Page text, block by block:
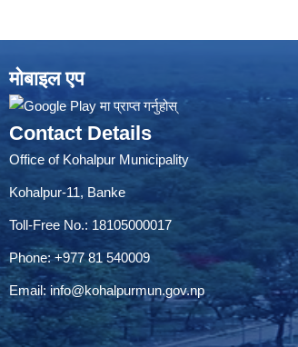
मोबाइल एप
Contact Details
Office of Kohalpur Municipality
Kohalpur-11, Banke
Toll-Free No.: 18105000017
Phone: +977 81 540009
Email: info@kohalpurmun.gov.np